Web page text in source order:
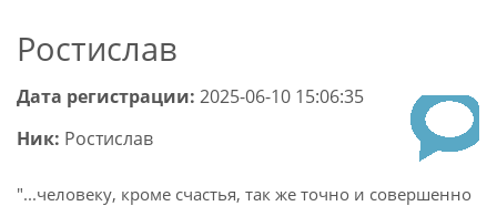
Ростислав
Дата регистрации: 2025-06-10 15:06:35
Ник: Ростислав
"...человеку, кроме счастья, так же точно и совершенно